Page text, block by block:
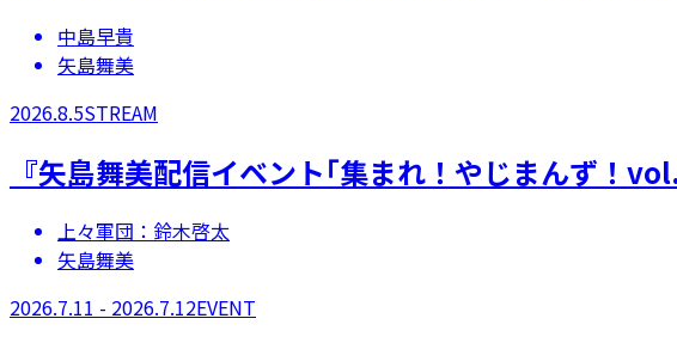
中島早貴
矢島舞美
2026.8.5STREAM
『矢島舞美配信イベント｢集まれ！やじまんず！
上々軍団：鈴木啓太
矢島舞美
2026.7.11 - 2026.7.12EVENT